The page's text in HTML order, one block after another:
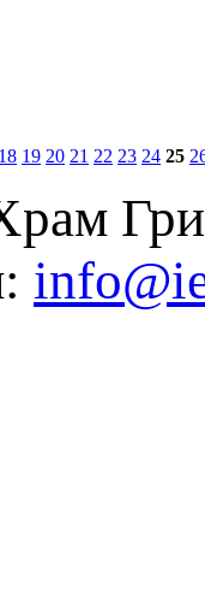
18 19 20 21 22 23 24 25